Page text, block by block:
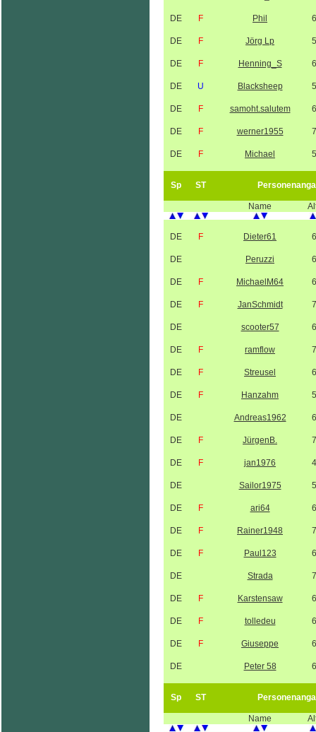
DE F Phil
DE F Jörg Lp
DE F Henning_S
DE U Blacksheep
DE F samoht.salutem
DE F werner1955
DE F Michael
Sp ST
Name
DE F Dieter61
DE Peruzzi
DE F MichaelM64
DE F JanSchmidt
DE scooter57
DE F ramflow
DE F Streusel
DE F Hanzahm
DE Andreas1962
DE F JürgenB.
DE F jan1976
DE Sailor1975
DE F ari64
DE F Rainer1948
DE F Paul123
DE Strada
DE F Karstensaw
DE F tolledeu
DE F Giuseppe
DE Peter 58
Sp ST
Name